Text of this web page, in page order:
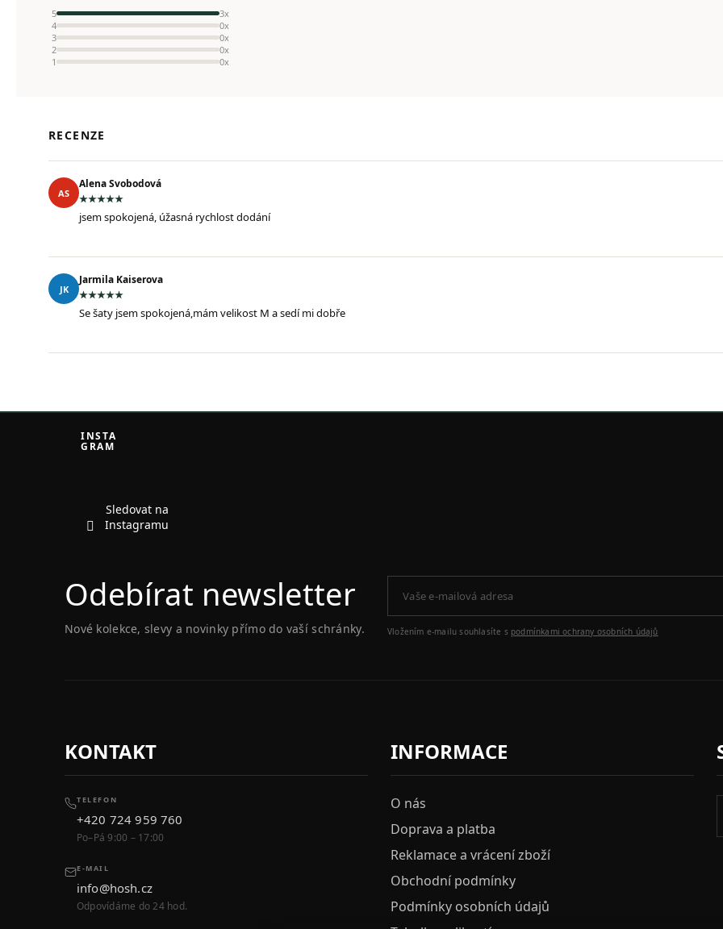
5
3x
4
0x
3
0x
2
0x
1
0x
RECENZE
AS
Alena Svobodová
jsem spokojená, úžasná rychlost dodání
JK
Jarmila Kaiserova
Se šaty jsem spokojená,mám velikost M a sedí mi dobře
INSTA
GRAM
Sledovat na
Instagramu
Odebírat newsletter
Nové kolekce, slevy a novinky přímo do vaší schránky. Vložením e-mailu souhlasíte s podmínkami ochrany osobních údajů
KONTAKT
TELEFON
+420 724 959 760
Po–Pá 9:00 – 17:00
E-MAIL
info@hosh.cz
Odpovídáme do 24 hod.
INFORMACE
O nás
Doprava a platba
Reklamace a vrácení zboží
Obchodní podmínky
Podmínky osobních údajů